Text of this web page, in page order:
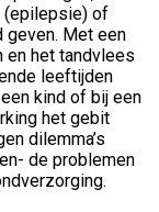
(epilepsie) of
geven. Met een
en het tandvlees
leeftijden
kind of bij een
het gebit
dilemma’s
de problemen